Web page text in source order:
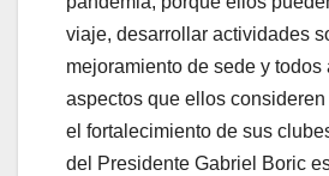
viaje, desarrollar actividades
mejoramiento de sede y todos
aspectos que ellos
el fortalecimiento de sus
del Presidente Gabriel Boric